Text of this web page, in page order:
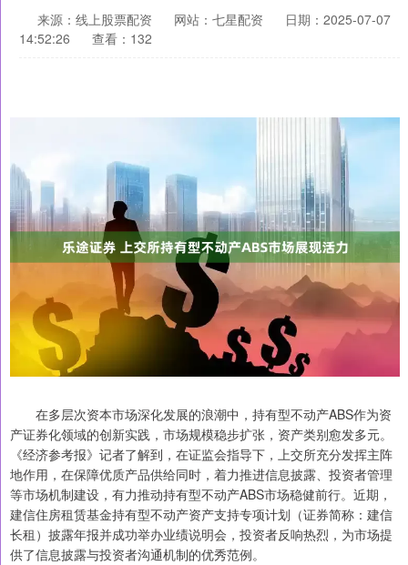
来源：线上股票配资 网站：七星配资
日期：2025-07-07
14:52:26
查看：132
在多层次资本市场深化发展的浪潮中，持有型不动产ABS作为资
产证券化领域的创新实践，市场规模稳步扩张，资产类别愈发多元。
《经济参考报》记者了解到，在证监会指导下，上交所充分发挥主阵
地作用，在保障优质产品供给同时，着力推进信息披露、投资者管理
等市场机制建设，有力推动持有型不动产ABS市场稳健前行。近期，
建信住房租赁基金持有型不动产资产支持专项计划（证券简称：建信
长租）披露年报并成功举办业绩说明会，投资者反响热烈，为市场提
供了信息披露与投资者沟通机制的优秀范例。